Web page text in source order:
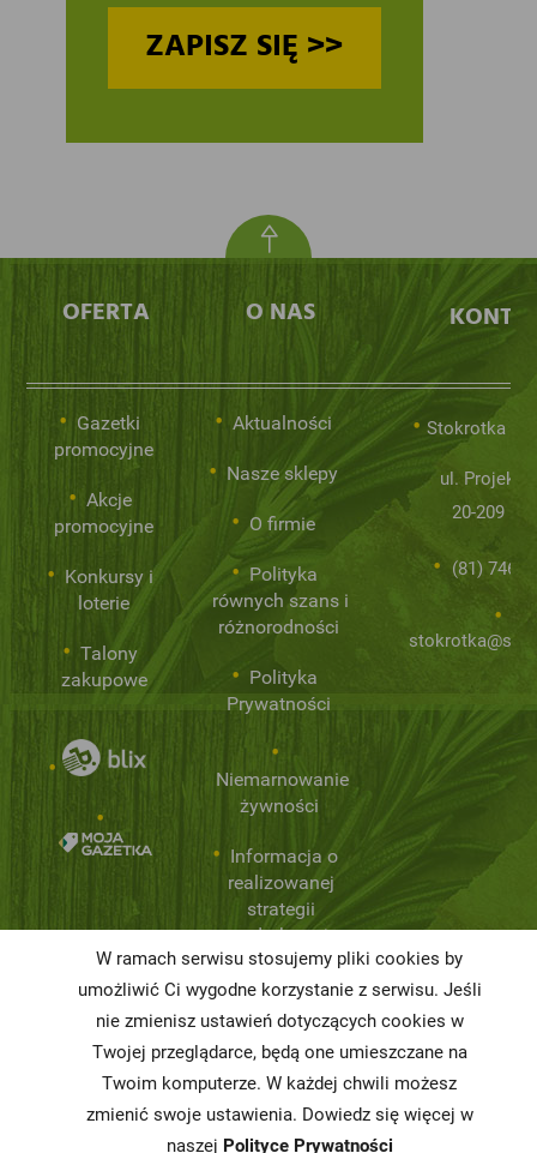
ZAPISZ SIĘ >>
OFERTA
Gazetki
promocyjne
Akcje
promocyjne
Konkursy i
loterie
Talony
zakupowe
O NAS
Aktualności
Nasze sklepy
O firmie
Polityka
równych szans i
różnorodności
Polityka
Prywatności
Niemarnowanie
żywności
Informacja o
realizowanej
strategii
podatkowej
Karty
charakterystyki
Butelkomaty
Stokrotka
ul.
20-209
(81) 746
W ramach serwisu stosujemy pliki cookies by
umożliwić Ci wygodne korzystanie z serwisu. Jeśli
nie zmienisz ustawień dotyczących cookies w
Twojej przeglądarce, będą one umieszczane na
Twoim komputerze. W każdej chwili możesz
zmienić swoje ustawienia. Dowiedz się więcej w
naszej Polityce Prywatności